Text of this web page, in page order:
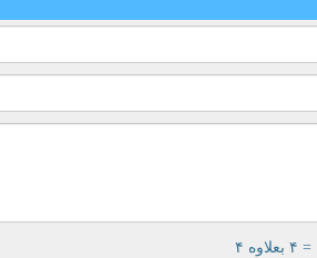
= ۴ بعلاوه ۴